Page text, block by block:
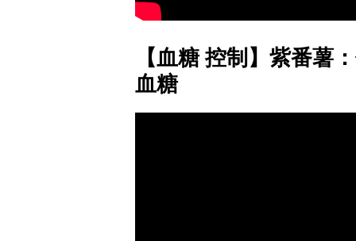
【血糖 控制】紫番薯
血糖